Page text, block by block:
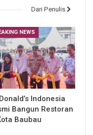
Dari Penulis
NEWS
Indonesia
Bangun Restoran
Baubau